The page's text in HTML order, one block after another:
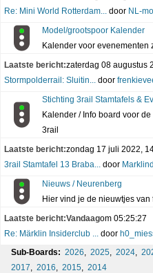
Re: Mini World Rotterdam... door NL-
Model/grootspoor Kalender
Kalender voor
Laatste bericht:zaterdag 08 augustus
Stormpolderrail: Sluitin... door
Stichting 3rail Stamtafels &
Kalender / Info board voor
3rail
Laatste bericht:zondag 17 juli 2022,
3rail Stamtafel 13 Braba... door
Nieuws / Neurenberg
Hier vind je de nieuwtjes
Laatste bericht:Vandaagom 05:25:27
Re: Märklin Insiderclub ... door
Sub-Boards: 2026, 2025, 2024,
2017, 2016, 2015, 2014